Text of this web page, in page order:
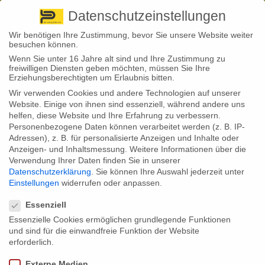
+ 49 3501 528571 |
Ihr Team in Kaufbeuren
Datenschutzeinstellungen
Wir benötigen Ihre Zustimmung, bevor Sie unsere Website weiter
besuchen können.
Wenn Sie unter 16 Jahre alt sind und Ihre Zustimmung zu
freiwilligen Diensten geben möchten, müssen Sie Ihre
Erziehungsberechtigten um Erlaubnis bitten.
Wir verwenden Cookies und andere Technologien auf unserer
Website. Einige von ihnen sind essenziell, während andere uns
helfen, diese Website und Ihre Erfahrung zu verbessern.
Personenbezogene Daten können verarbeitet werden (z. B. IP-
Adressen), z. B. für personalisierte Anzeigen und Inhalte oder
Anzeigen- und Inhaltsmessung. Weitere Informationen über die
Verwendung Ihrer Daten finden Sie in unserer
Datenschutzerklärung
Sie können Ihre Auswahl jederzeit unter
Einstellungen widerrufen oder anpassen.
Essenziell
Essenzielle Cookies ermöglichen grundlegende Funktionen
und sind für die einwandfreie Funktion der Website
erforderlich.